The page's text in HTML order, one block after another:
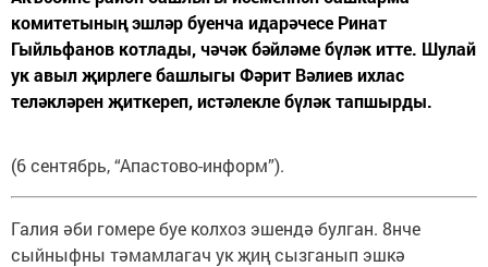
комитетының эшләр буенча идарәчесе Ринат
Гыйльфанов котлады, чәчәк бәйләме бүләк итте. Шулай
ук авыл җирлеге башлыгы Фәрит Вәлиев ихлас
теләкләрен җиткереп, истәлекле бүләк тапшырды.
(6 сентябрь, “Апастово-информ”).
Галия әби гомере буе колхоз эшендә булган. 8нче
сыйныфны тәмамлагач ук җиң сызганып эшкә